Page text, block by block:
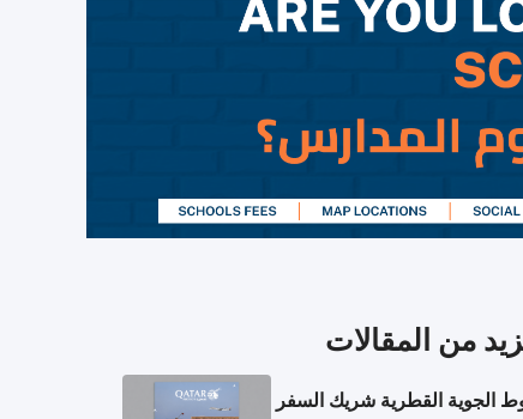
من المقالات
الجوية القطرية شريك السفر